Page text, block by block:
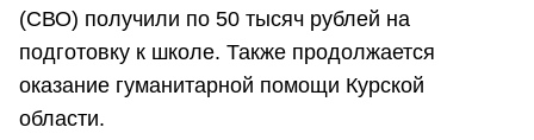
(СВО) получили по 50 тысяч рублей на
подготовку к школе. Также продолжается
оказание гуманитарной помощи Курской
области.